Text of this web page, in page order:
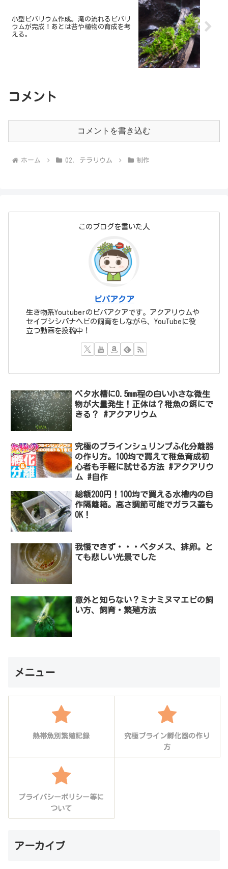
小型ビバリウム作成。滝の流れるビバリ
ウムが完成！あとは苔や植物の育成を考
える。
コメント
コメントを書き込む
ホーム 02. テラリウム 制作
このブログを書いた人
ビバアクア
生き物系Youtuberのビバアクアです。アクアリウムや
セイブシシバナヘビの飼育をしながら、YouTubeに役
立つ動画を投稿中！
ベタ水槽に0.5mm程の白い小さな微生
物が大量発生！正体は？稚魚の餌にで
きる？ #アクアリウム
究極のブラインシュリンプふ化分離器
の作り方。100均で買えて稚魚育成初
心者も手軽に試せる方法 #アクアリウ
ム #自作
総額200円！100均で買える水槽内の自
作隔離箱。高さ調節可能でガラス蓋も
OK！
我慢できず・・・ベタメス、排卵。と
ても悲しい光景でした
意外と知らない？ミナミヌマエビの飼
い方、飼育・繁殖方法
メニュー
熱帯魚別繁殖記録
究極ブライン孵化器の作り
方
プライバシーポリシー等に
ついて
アーカイブ